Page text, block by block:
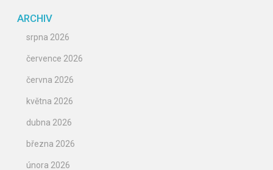
ARCHIV
srpna 2026
července 2026
června 2026
května 2026
dubna 2026
března 2026
února 2026